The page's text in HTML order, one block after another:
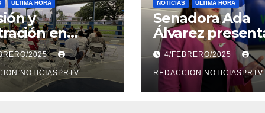
ULTIMA HORA
y
en
sobre
en
2025
NOTICIASPRTV
NOTICIAS ULTIMA HORA
Senadora Ada
Álvarez
medidas ante la
violencia en el
noviazgo
4/FEBRERO/2025
REDACCION NOTICIASPRTV